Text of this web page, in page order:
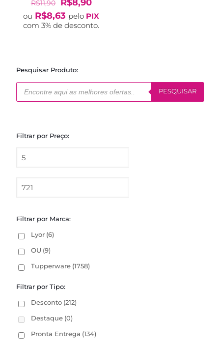
R$11,90
preço
original
era:
R$8,90
preço
atual
é:
ou R$8,63 pelo PIX
com 3% de desconto.
Pesquisar Produto:
Pesquisar
produtos
PESQUISAR
Filtrar por Preço:
Filtrar por Marca:
Lyor (6)
OU (9)
Tupperware (1758)
Filtrar por Tipo:
Desconto (212)
Destaque (0)
Pronta Entrega (134)